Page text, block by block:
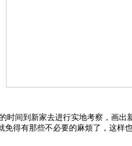
时间到新家去进行实地考察，画
得有那些不必要的麻烦了，这样